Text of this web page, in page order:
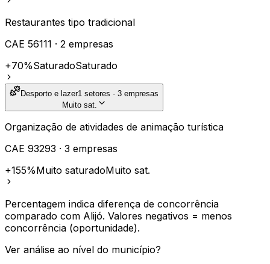
Restaurantes tipo tradicional
CAE 56111 · 2 empresas
+70%SaturadoSaturado
Desporto e lazer1 setores · 3 empresas
Muito sat.
Organização de atividades de animação turística
CAE 93293 · 3 empresas
+155%Muito saturadoMuito sat.
Percentagem indica diferença de concorrência
comparado com Alijó. Valores negativos = menos
concorrência (oportunidade).
Ver análise ao nível do município?